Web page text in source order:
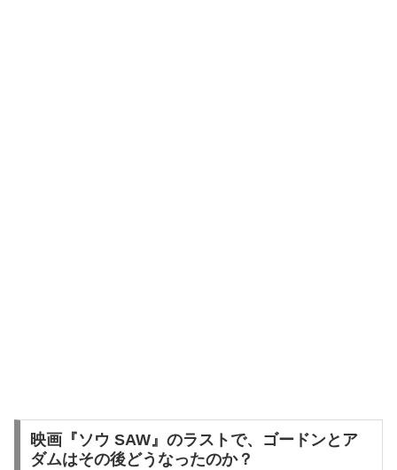
映画『ソウ SAW』のラストで、ゴードンとア
ダムはその後どうなったのか？